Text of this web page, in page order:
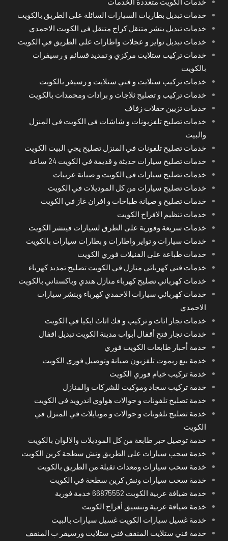
خدمات تبديل بطاريات السيارات السائلة على الطريق بالكويت
خدمات تبديل بنشر متنقل كراج متنقل في الكويت الاحمدي
خدمات تبديل تواير و عجلات واطارات على الطريق في الكويت
خدمات تركيب ستلايت مركزي و تمديد قسائم و رسيفرات
بالكويت
خدمات تركيب ستلايت و فني ستلايت و رسيفر بالكويت
خدمات تركيب و تصليح ثلاجات و برادات ومجمدات بالكويت
خدمات تزيين حفلات زفاف
خدمات تصليح تلفزيونات و شاشات في الكويت في المنزل
والبيت
خدمات تصليح تلفونات في المنزل تصليح يجي البيت الكويت
خدمات تصليح سيارات حديثة و قديمة في الكويت 24 ساعة
خدمات تصليح سيارات في الكويت و صيانة عربيات
خدمات تصليح سيارات من كل الموديلات في الكويت
خدمات تصليح و صيانة طباخات و افران غاز في الكويت
خدمات تنظيم الافراح الكويت
خدمات سريعة وفورية على الطرق لسيارات فينشر الكويت
خدمات سيارات و تواير واطارات و بطارات سيارات بالكويت
خدمات طباعة على الفنيلات فوري الكويت
خدمات فني كهربائي منازل في الكويت تصليح تمديد كهرباء
خدمات كهربائي تصليح كهرباء منازل هندي وباكستاني بالكويت
خدمات كهربائي سيارات الاحمدي كهرباء وبنشر سيارات
الاحمدي
خدمات نجار اثاث و تركيب و فك اثاث ايكيا في الكويت
خدمات نجار فتح أقفال أبواب مدينة الكويت تبديل اقفال
خدمة أحبار طابعات الكويت فوري
خدمة بيع ريموت تلفزيون صيانة وتوصيل فوري الكويت
خدمة تركيب خيام فوري الكويت
خدمة تركيب سجاد وموكيت للشركات والمنازل
خدمة تصليح تلفونات و جوالات هواوي اندرويد في الكويت
خدمة تصليح تلفونات و جوالات و موبايلات في المنزل في
الكويت
خدمة توصيل حبر طابعة من كل الموديلات والالوان بالكويت
خدمة سحب سيارات على الطريق ونش سطحة كرين الكويت
خدمة سحب سيارات ومعدات ثقيلة من الطريق بالكويت
خدمة سحب سيارات ونش كرين سطحة في الكويت
خدمة ضيافة عربية الكويت 66875552 خدمة فورية
خدمة ضيافة عربية وتنسيق أفراح الكويت
خدمة غسيل سيارات الكويت غسيل سيارات بالبيت
خدمة فني ستلايت المنقف فني ستلايت ورسيفر ب المنقف